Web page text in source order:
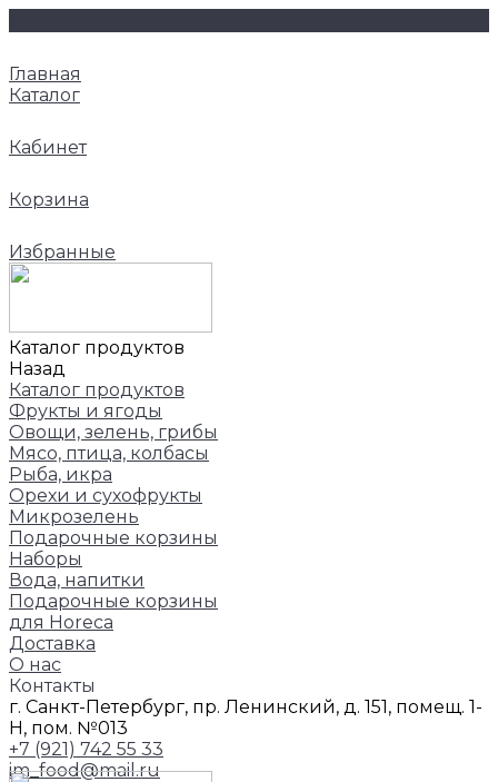
Главная
Каталог
Кабинет
Корзина
Избранные
Каталог продуктов
Назад
Каталог продуктов
Фрукты и ягоды
Овощи, зелень, грибы
Мясо, птица, колбасы
Рыба, икра
Орехи и сухофрукты
Микрозелень
Подарочные корзины
Наборы
Вода, напитки
Подарочные корзины
для Horeca
Доставка
О нас
Контакты
г. Санкт-Петербург, пр. Ленинский, д. 151, помещ. 1-
Н, пом. №013
+7 (921) 742 55 33
im_food@mail.ru